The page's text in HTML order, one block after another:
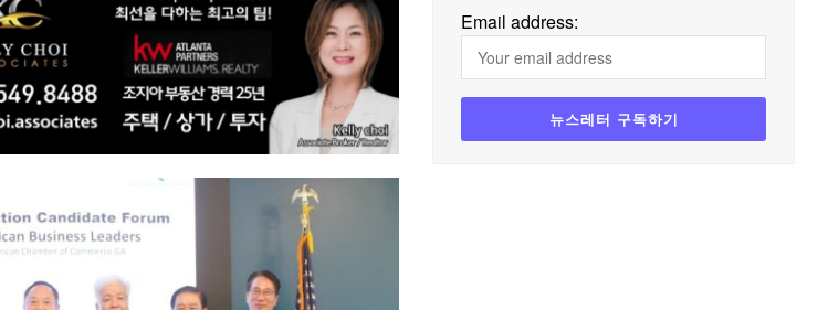
Email address: